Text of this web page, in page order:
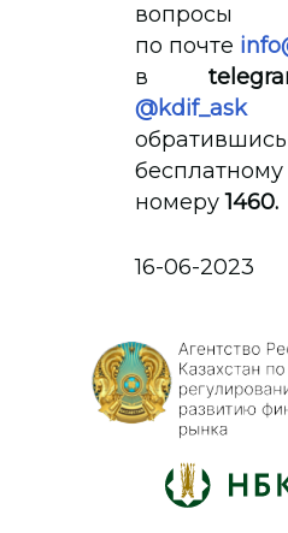
вопросы
по почте
в
@kdif_ask
бесплатному
номеру1460.
16-06-2023